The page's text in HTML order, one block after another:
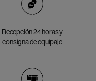
Recepción 24 horas y
consigna de equipaje